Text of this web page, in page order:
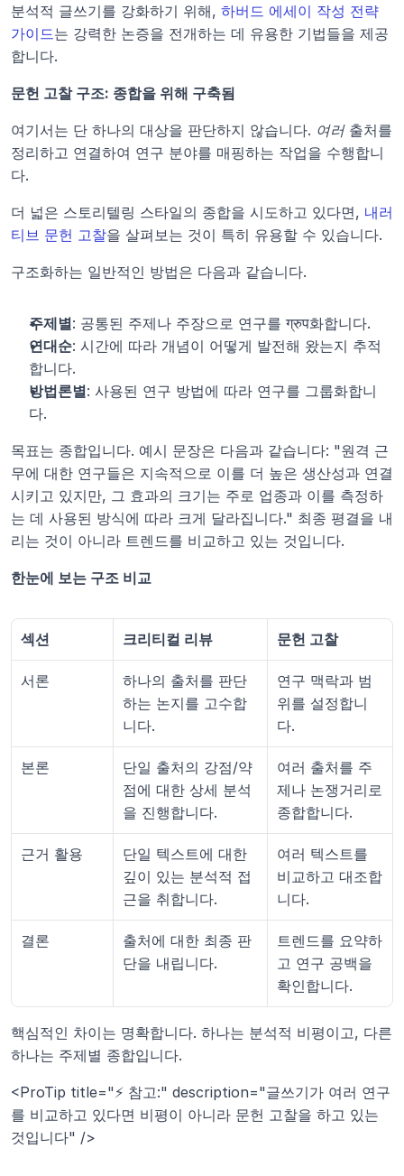
분석적 글쓰기를 강화하기 위해, 하버드 에세이 작성 전략
가이드는 강력한 논증을 전개하는 데 유용한 기법들을 제공
합니다.
문헌 고찰 구조: 종합을 위해 구축됨
여기서는 단 하나의 대상을 판단하지 않습니다. 여러 출처를
정리하고 연결하여 연구 분야를 매핑하는 작업을 수행합니
다.
더 넓은 스토리텔링 스타일의 종합을 시도하고 있다면, 내러
티브 문헌 고찰을 살펴보는 것이 특히 유용할 수 있습니다.
구조화하는 일반적인 방법은 다음과 같습니다.
주제별: 공통된 주제나 주장으로 연구를 ग्रुप화합니다.
연대순: 시간에 따라 개념이 어떻게 발전해 왔는지 추적
합니다.
방법론별: 사용된 연구 방법에 따라 연구를 그룹화합니
다.
목표는 종합입니다. 예시 문장은 다음과 같습니다: "원격 근
무에 대한 연구들은 지속적으로 이를 더 높은 생산성과 연결
시키고 있지만, 그 효과의 크기는 주로 업종과 이를 측정하
는 데 사용된 방식에 따라 크게 달라집니다." 최종 평결을 내
리는 것이 아니라 트렌드를 비교하고 있는 것입니다.
한눈에 보는 구조 비교
섹션 크리티컬 리뷰 문헌 고찰
서론
하나의 출처를 판단
하는 논지를 고수합
니다.
연구 맥락과 범
위를 설정합니
다.
본론
단일 출처의 강점/약
점에 대한 상세 분석
을 진행합니다.
여러 출처를 주
제나 논쟁거리로
종합합니다.
근거 활용
단일 텍스트에 대한
깊이 있는 분석적 접
근을 취합니다.
여러 텍스트를
비교하고 대조합
니다.
결론
출처에 대한 최종 판
단을 내립니다.
트렌드를 요약하
고 연구 공백을
확인합니다.
핵심적인 차이는 명확합니다. 하나는 분석적 비평이고, 다른
하나는 주제별 종합입니다.
<ProTip title="⚡ 참고:" description="글쓰기가 여러 연구
를 비교하고 있다면 비평이 아니라 문헌 고찰을 하고 있는
것입니다" />